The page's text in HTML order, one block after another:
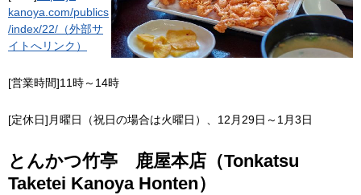
kanoya.com/publics
/index/22/（外部サ
イトへリンク）
[営業時間]11時～14時
[定休日]月曜日（祝日の場合は火曜日）、12月29日～1月3日
とんかつ竹亭 鹿屋本店（Tonkatsu
Taketei Kanoya Honten）